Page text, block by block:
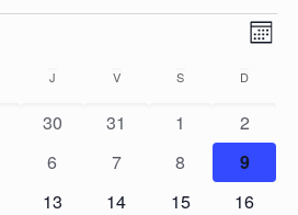
de
Mes
MIÉRCOLES
J VVIERNES S D
0
30
0
31
0
eventos
1
0
2
0
6
0
7
0
eventos
8
0
9
0
13
0
14
0
15
0
16